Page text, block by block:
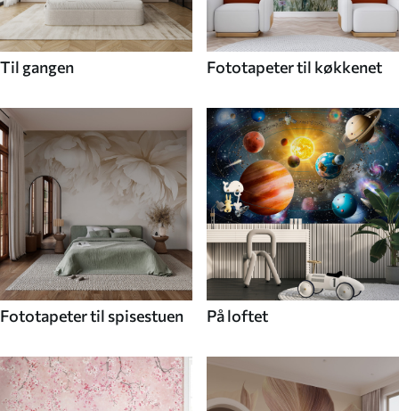
Til gangen Fototapeter til køkkenet
Fototapeter til spisestuen På loftet